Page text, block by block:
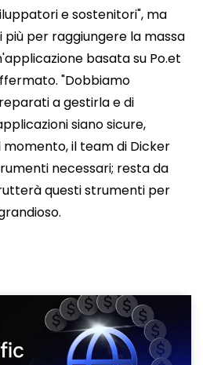
e sostenitori", ma
per raggiungere la massa
basata su Po.et
"Dobbiamo
a gestirla e di
siano sicure,
il team di Dicker
necessari; resta da
questi strumenti per